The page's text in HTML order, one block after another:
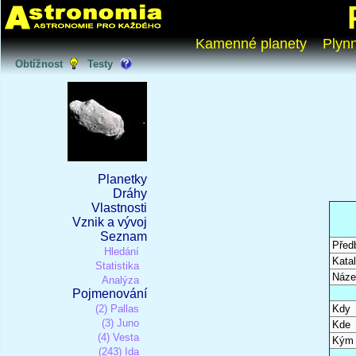
Kamenné planety
Obtížnost Testy
Planetky
Dráhy
Vlastnosti
Vznik a vývoj
Seznam
Hledání
Statistika
Analýza
Pojmenování
(2) Pallas
(3) Juno
(4) Vesta
(243) Ida
Kdy
Kde
Kým